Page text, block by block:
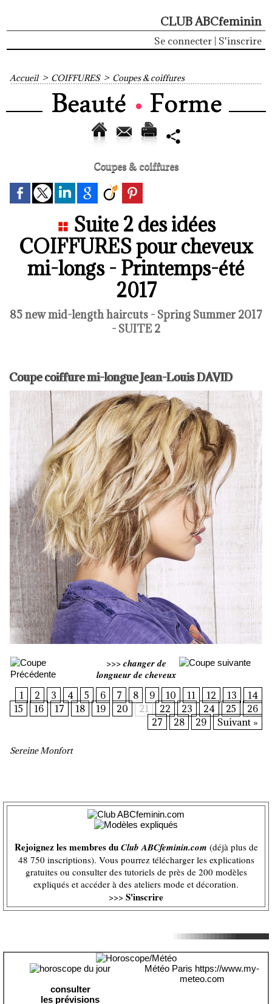
CLUB ABCfeminin
Se connecter S'inscrire
Accueil > COIFFURES > Coupes & coiffures
Coupes & coiffures
Suite 2 des idées
COIFFURES pour cheveux
mi-longs - Printemps-été
2017
85 new mid-length haircuts - Spring Summer 2017
- SUITE 2
Coupe coiffure mi-longue Jean-Louis DAVID
>>> changer de
longueur de cheveux
1 2 3 4 5 6 7 8 9 10 11 12 13
14
15
16 17 18 19 20 21 22 23 24 25
26
27
28 29 Suivant »
Sereine Monfort
Rejoignez les membres duClub ABCfeminin.com (déjà plus de
48 750 inscriptions). Vous pourrez télécharger les explications
gratuites ou consulter des tutoriels de près de 200 modèles
expliqués et accéder à des ateliers mode et décoration.
>>> S'inscrire
consulter
les prévisions
Météo Paris https://www.my-
meteo.com